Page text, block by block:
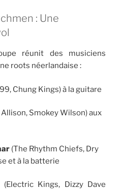
: Une
réunit des musiciens
roots néerlandaise :
Chung Kings) à la guitare
Smokey Wilson) aux
(The Rhythm Chiefs, Dry
et à la batterie
(Electric Kings, Dizzy Dave